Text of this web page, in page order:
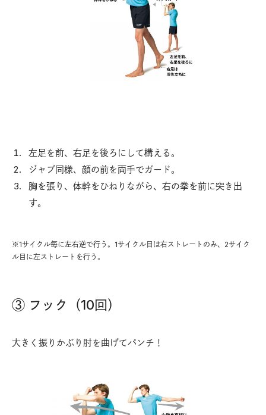
左足を前、右足を後ろにして構える。
ジャブ同様、顔の前を両手でガード。
胸を張り、体幹をひねりながら、右の拳を前に突き出
す。
※1サイクル毎に左右逆で行う。1サイクル目は右ストレートのみ、2サイク
ル目に左ストレートを行う。
③ フック（10回）
大きく振りかぶり肘を曲げてパンチ！